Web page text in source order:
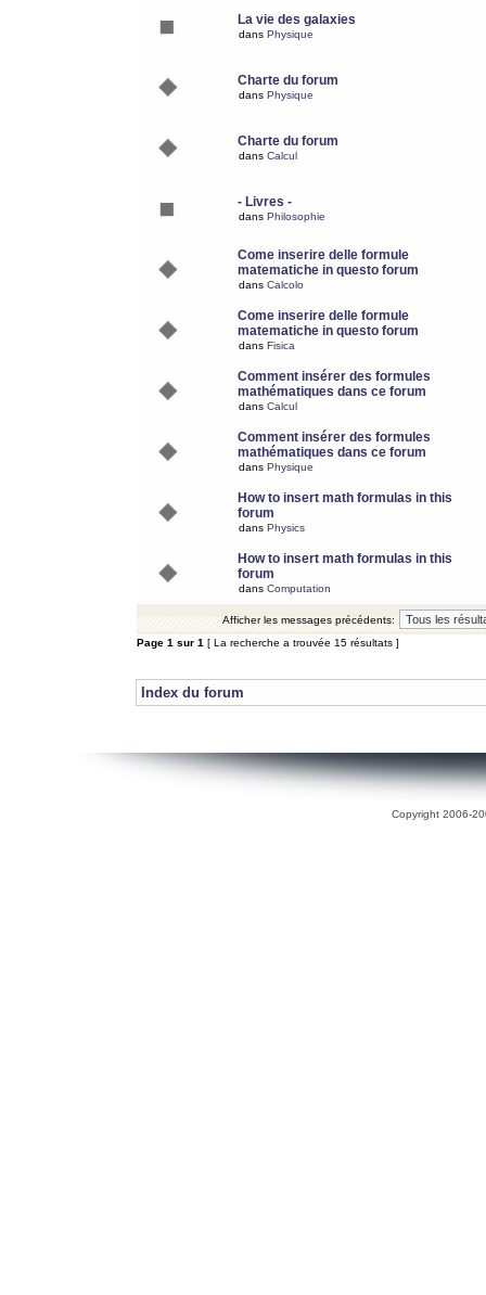
La vie des galaxies
dans Physique
Charte du forum
dans Physique
Charte du forum
dans Calcul
- Livres -
dans Philosophie
Come inserire delle formule
matematiche in questo forum
dans Calcolo
Come inserire delle formule
matematiche in questo forum
dans Fisica
Comment insérer des formules
mathématiques dans ce forum
dans Calcul
Comment insérer des formules
mathématiques dans ce forum
dans Physique
How to insert math formulas in this
forum
dans Physics
How to insert math formulas in this
forum
dans Computation
Afficher les messages précédents:
Page 1 sur 1 [ La recherche a trouvée 15 résultats ]
Index du forum
Copyright 2006-